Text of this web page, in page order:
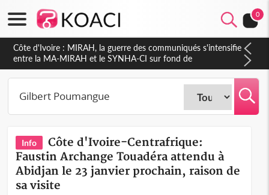
0
Côte d'Ivoire : MIRAH, la guerre des communiqués s'intensifie
entre la MA-MIRAH et le SYNHA-CI sur fond de
gouvernance et le projet de précompte sur les salaires des
agents
Info
Côte d'Ivoire-Centrafrique:
Faustin Archange Touadéra attendu à
Abidjan le 23 janvier prochain, raison de
sa visite